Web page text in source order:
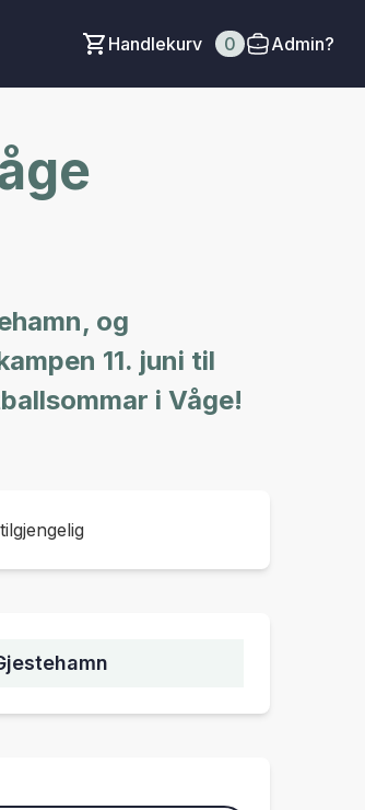
Handlekurv 0 Admin?
og
11. juni til
i Våge!